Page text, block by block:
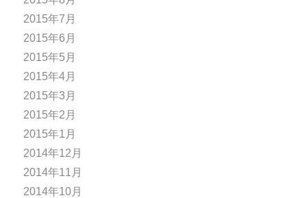
2015年7月
2015年6月
2015年5月
2015年4月
2015年3月
2015年2月
2015年1月
2014年12月
2014年11月
2014年10月